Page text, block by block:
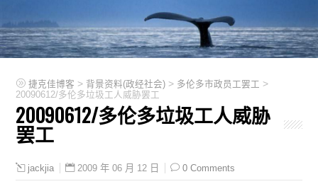
捷克佳博客 > 背景资料(政经社会) > 多伦多市政员工罢工 >
20090612/多伦多垃圾工人威胁罢工
20090612/多伦多垃圾工人威胁
罢工
jackjia 2009 年 06 月 12 日 0 Comments